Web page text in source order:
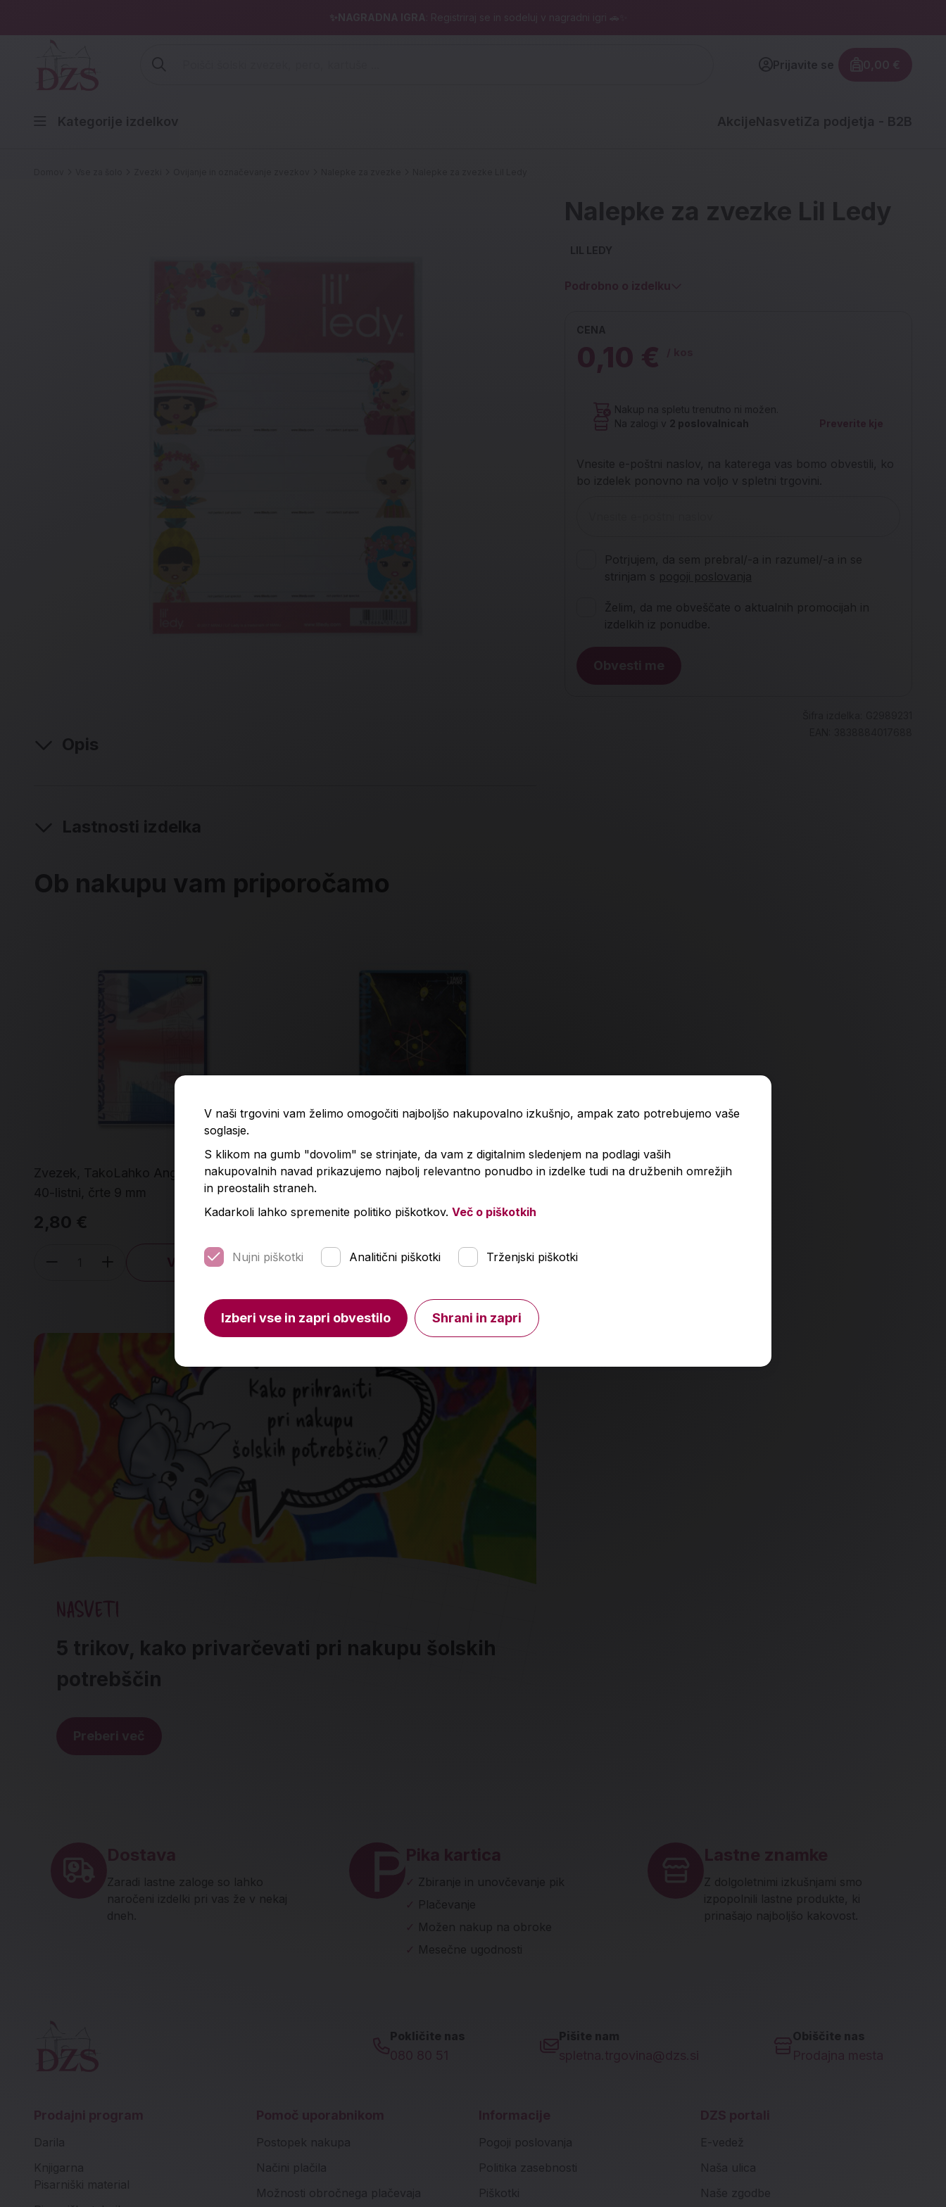
✨NAGRADNA IGRA : Registriraj se in sodeluj v nagradni igri 🚗✨
Prijavite se
Znesek
0,00 €
Kategorije izdelkov AkcijeNasveti Za podjetja - B2B
Nalepke za zvezke Lil Ledy
LIL LEDY
Podrobno o izdelku
CENA
0,10 €
Nakup na spletu trenutno ni možen.
Na zalogi v 2 poslovalnicah Preverite kje
Vnesite e-poštni naslov, na katerega vas bomo obvestili, ko
bo izdelek ponovno na voljo v spletni trgovini.
Potrjujem, da sem prebral/-a in razumel/-a in se
strinjam s pogoji poslovanja
Želim, da me obveščate o aktualnih promocijah in
izdelkih iz ponudbe.
Obvesti me
Opis
Lastnosti izdelka
Ob nakupu vam priporočamo
Zvezek, TakoLahko Angleščina 2, A4,
40-listni, črte 9 mm
2,80 €
Količina
V košarico
Zvezek, TakoLahko Fizika, A4, 40-listni,
karo 5 mm
2,80 €
Količina
V košarico
Naša ulica, zvezek TakoLahko, A4, za
NASVETI
5 trikov, kako privarčevati pri nakupu šolskih
potrebščin
Preberi več
Dostava
Zaradi lastne zaloge so lahko
naročeni izdelki pri vas že v nekaj
dneh.
Pika kartica
✓
Zbiranje in unovčevanje pik
Plačevanje
✓
Možen nakup na obroke
✓
Mesečne ugodnosti
Lastne znamke
Z dolgoletnimi izkušnjami smo
izpopolnili lastne produkte, ki
prinašajo najboljšo kakovost.
Pokličite nas
080 80 51
Pišite nam
spletna.trgovina@dzs.si
Obiščite nas
Prodajna mesta
Prodajni program
Darila
Knjigarna
Pisarniški material
Pomoč uporabnikom
Postopek nakupa
Načini plačila
Možnosti obročnega plačevaja
Informacije
Pogoji poslovanja
Politika zasebnosti
Piškotki
DZS portali
E-vedež
Naša ulica
Naše zgodbe
V naši trgovini vam želimo omogočiti najboljšo nakupovalno izkušnjo, ampak zato potrebujemo vaše
soglasje.
S klikom na gumb "dovolim" se strinjate, da vam z digitalnim sledenjem na podlagi vaših
nakupovalnih navad prikazujemo najbolj relevantno ponudbo in izdelke tudi na družbenih omrežjih
in preostalih straneh.
Kadarkoli lahko spremenite politiko piškotkov. Več o piškotkih
Nujni piškotki Analitični piškotki Trženjski piškotki
Izberi vse in zapri obvestilo Shrani in zapri